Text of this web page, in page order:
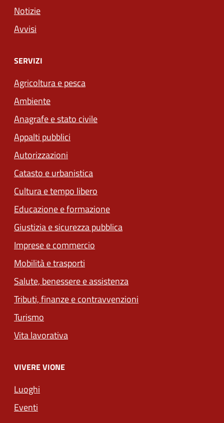
Notizie
Avvisi
SERVIZI
Agricoltura e pesca
Ambiente
Anagrafe e stato civile
Appalti pubblici
Autorizzazioni
Catasto e urbanistica
Cultura e tempo libero
Educazione e formazione
Giustizia e sicurezza pubblica
Imprese e commercio
Mobilità e trasporti
Salute, benessere e assistenza
Tributi, finanze e contravvenzioni
Turismo
Vita lavorativa
VIVERE VIONE
Luoghi
Eventi